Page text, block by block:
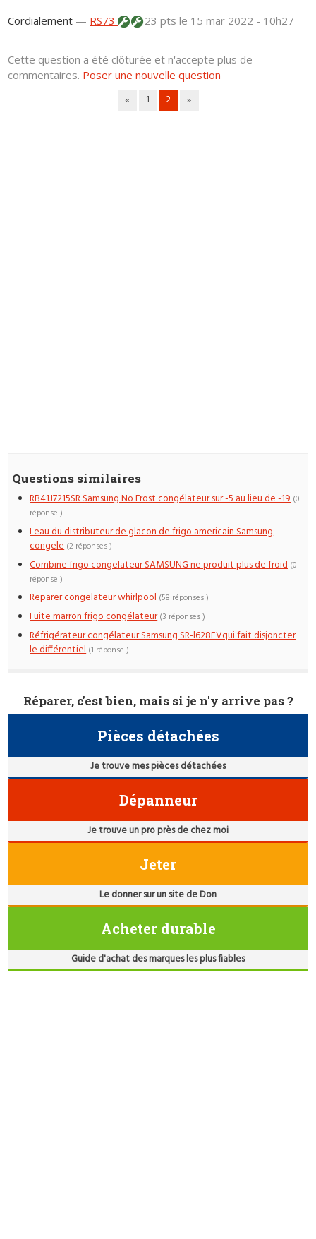
Cordialement — RS73 23 ptsle 15 mar 2022 - 10h27
Cette question a été clôturée et n'accepte plus de
commentaires. Poser une nouvelle question
« 1 2 »
Questions similaires
RB41J7215SR Samsung No Frost congélateur sur -5 au lieu de -19 (0
réponse )
Leau du distributeur de glacon de frigo americain Samsung
congele (2 réponses )
Combine frigo congelateur SAMSUNG ne produit plus de froid (0
réponse )
Reparer congelateur whirlpool (58 réponses )
Fuite marron frigo congélateur (3 réponses )
Réfrigérateur congélateur Samsung SR-l628EVqui fait disjoncter
le différentiel (1 réponse )
Réparer, c'est bien, mais si je n'y arrive pas ?
Pièces détachées
Je trouve mes pièces détachées
Dépanneur
Je trouve un pro près de chez moi
Jeter
Le donner sur un site de Don
Acheter durable
Guide d'achat des marques les plus fiables